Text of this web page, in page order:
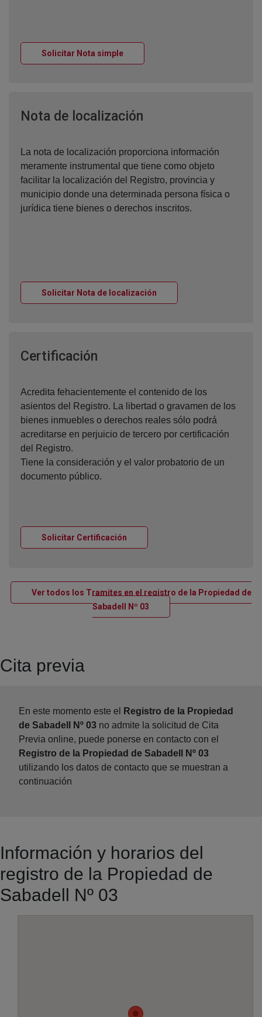
Solicitar Nota simpleVentana nueva
Nota de localización
La nota de localización proporciona información
meramente instrumental que tiene como objeto
facilitar la localización del Registro, provincia y
municipio donde una determinada persona física o
jurídica tiene bienes o derechos inscritos.
Solicitar Nota de localización
Certificación
Acredita fehacientemente el contenido de los
asientos del Registro. La libertad o gravamen de los
bienes inmuebles o derechos reales sólo podrá
acreditarse en perjuicio de tercero por certificación
del Registro.
Tiene la consideración y el valor probatorio de un
documento público.
Solicitar Certificación
Ver todos los Tramites en el registro de la Propiedad de
Sabadell Nº 03Ventana nueva
Cita previa
En este momento este el
Registro de la Propiedad
de Sabadell Nº 03 no admite la solicitud de Cita
Previa online, puede ponerse en contacto con el
Registro de la Propiedad de Sabadell Nº 03
utilizando los datos de contacto que se muestran a
continuación
Información y horarios del
registro de la Propiedad de
Sabadell Nº 03